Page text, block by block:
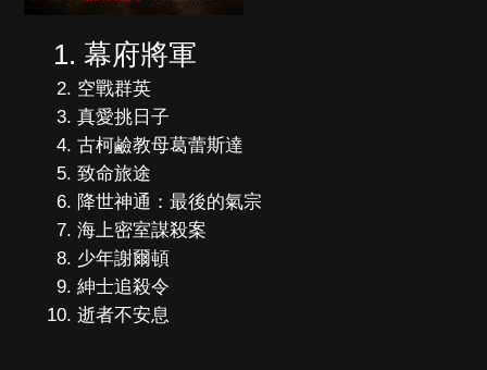
幕府將軍
空戰群英
真愛挑日子
古柯鹼教母葛蕾斯達
致命旅途
降世神通：最後的氣宗
海上密室謀殺案
少年謝爾頓
紳士追殺令
逝者不安息